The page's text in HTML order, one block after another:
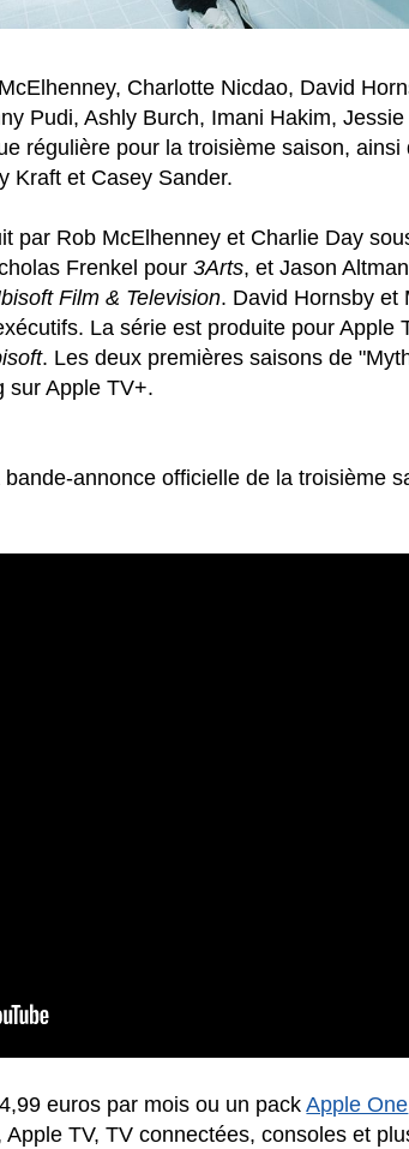
Charlotte Nicdao, David
Pudi, Ashly Burch, Imani Hakim,
régulière pour la troisième saison,
Kraft et Casey Sander.
par Rob McElhenney et Charlie Day
Frenkel pour3Arts, et Jason
Film & Television. David Hornsby et
La série est produite pour Apple
. Les deux premières saisons de
sur Apple TV+.
annonce officielle de la troisième
euros par mois ou un packApple One
TV, TV connectées, consoles et